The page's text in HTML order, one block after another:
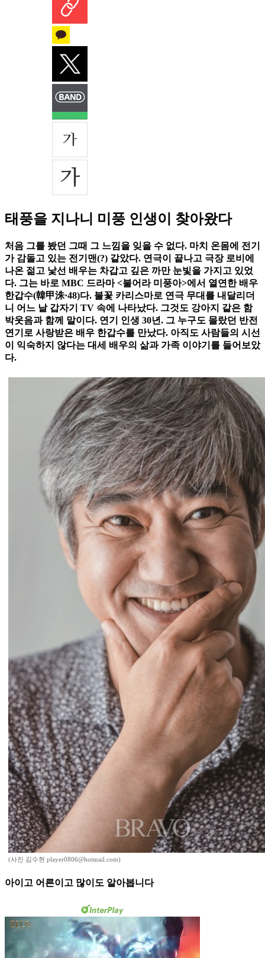
태풍을 지나니 미풍 인생이 찾아왔다
처음 그를 봤던 그때 그 느낌을 잊을 수 없다. 마치 온몸에 전기
가 감돌고 있는 전기맨(?) 같았다. 연극이 끝나고 극장 로비에
나온 젊고 낯선 배우는 차갑고 깊은 까만 눈빛을 가지고 있었
다. 그는 바로 MBC 드라마 <불어라 미풍아>에서 열연한 배우
한갑수(韓甲洙·48)다. 불꽃 카리스마로 연극 무대를 내달리더
니 어느 날 갑자기 TV 속에 나타났다. 그것도 강아지 같은 함
박웃음과 함께 말이다. 연기 인생 30년. 그 누구도 몰랐던 반전
연기로 사랑받은 배우 한갑수를 만났다. 아직도 사람들의 시선
이 익숙하지 않다는 대세 배우의 삶과 가족 이야기를 들어보았
다.
(사진 김수현 player0806@hotmail.com)
아이고 어른이고 많이도 알아봅니다